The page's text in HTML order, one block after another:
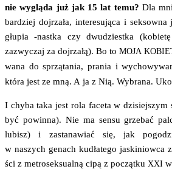
nie wyglą­da już jak 15 lat temu? Dla
bar­dziej doj­rza­ła, inte­re­su­ją­ca i
głu­pia ‑nast­ka czy dwu­dziest­ka
zazwy­czaj za doj­rza­łą). Bo to MOJA
wa­na do sprzą­ta­nia, pra­nia i
któ­ra jest ze mną. A ja z Nią. Wybra­na.
I chy­ba taka jest rola face­ta w
być powin­na). Nie ma sen­su grze­bać
lubisz) i zasta­na­wiać się, jak
w naszych genach kudła­te­go jaski­niow­ca
ści z metro­sek­su­al­ną cipą z począt­ku XXI